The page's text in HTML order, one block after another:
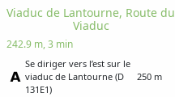
Viaduc de Lantourne, Route du
Viaduc
242.9 m, 3 min
Se diriger vers l’est sur le
viaduc de Lantourne (D
131E1)
250 m